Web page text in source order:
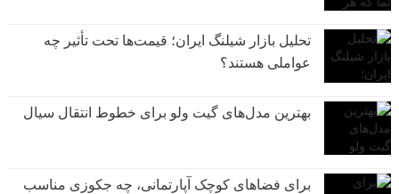
تحلیل بازار شیلنگ ایران؛ قیمت‌ها تحت تأثیر چه
عواملی هستند؟
بهترین مدل‌های گیت ولو برای خطوط انتقال سیال
برای فضاهای کوچک آپارتمانی، چه جکوزی مناسب